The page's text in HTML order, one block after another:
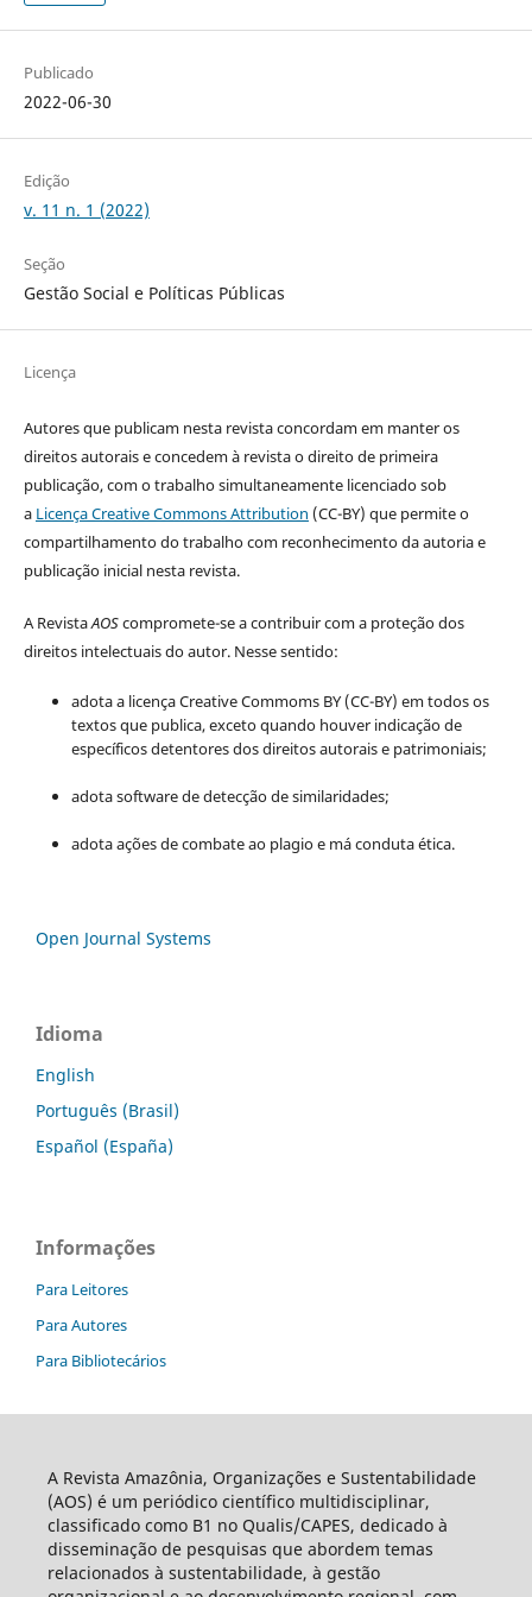
Publicado
2022-06-30
Edição
v. 11 n. 1 (2022)
Seção
Gestão Social e Políticas Públicas
Licença
Autores que publicam nesta revista concordam em manter os
direitos autorais e concedem à revista o direito de primeira
publicação, com o trabalho simultaneamente licenciado sob
a Licença Creative Commons Attribution (CC-BY) que permite o
compartilhamento do trabalho com reconhecimento da autoria e
publicação inicial nesta revista.
A RevistaAOScompromete-se a contribuir com a proteção dos
direitos intelectuais do autor. Nesse sentido:
adota a licença Creative Commoms BY (CC-BY) em todos os
textos que publica, exceto quando houver indicação de
específicos detentores dos direitos autorais e patrimoniais;
adota software de detecção de similaridades;
adota ações de combate ao plagio e má conduta ética.
Open Journal Systems
Idioma
English
Português (Brasil)
Español (España)
Informações
Para Leitores
Para Autores
Para Bibliotecários
A Revista Amazônia, Organizações e Sustentabilidade
(AOS) é um periódico científico multidisciplinar,
classificado como B1 no Qualis/CAPES, dedicado à
disseminação de pesquisas que abordem temas
relacionados à sustentabilidade, à gestão